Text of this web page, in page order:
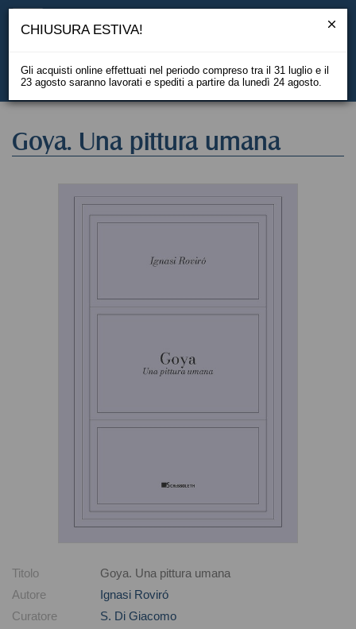
EN
Goya. Una pittura umana
Titolo
Goya. Una pittura umana
Autore
Ignasi Roviró
Curatore
S. Di Giacomo
CHIUSURA ESTIVA!
Gli acquisti online effettuati nel periodo compreso tra il 31 luglio e il
23 agosto saranno lavorati e spediti a partire da lunedì 24 agosto.